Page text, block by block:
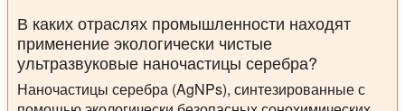
В каких отраслях промышленности находят
применение экологически чистые
ультразвуковые наночастицы серебра?
Наночастицы серебра (AgNPs), синтезированные с